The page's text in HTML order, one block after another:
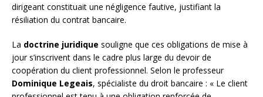
dirigeant constituait une négligence fautive, justifiant la
résiliation du contrat bancaire.
La doctrine juridique souligne que ces obligations de mise à
jour s’inscrivent dans le cadre plus large du devoir de
coopération du client professionnel. Selon le professeur
Dominique Legeais, spécialiste du droit bancaire : « Le client